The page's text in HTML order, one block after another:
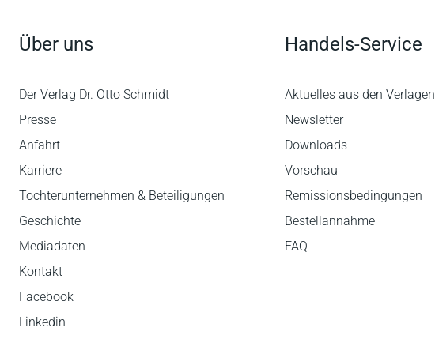
Über uns
Der Verlag Dr. Otto Schmidt
Presse
Anfahrt
Karriere
Tochterunternehmen & Beteiligungen
Geschichte
Mediadaten
Kontakt
Facebook
Linkedin
Handels-Service
Aktuelles aus den Verlagen
Newsletter
Downloads
Vorschau
Remissionsbedingungen
Bestellannahme
FAQ